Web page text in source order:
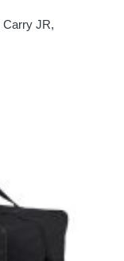
Carry JR,